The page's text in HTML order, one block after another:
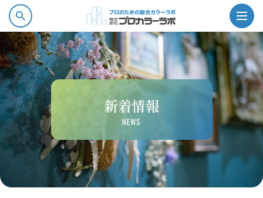
プロカラーラボの強み
商品情報
ソフトウェア・サービス
新着情報
NEWS